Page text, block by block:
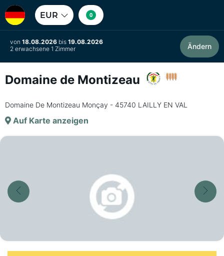
EUR 0
von 18.08.2026 bis 19.08.2026
2 erwachsene 1 Zimmer
Ändern
Domaine de Montizeau
Domaine De Montizeau Monçay - 45740 LAILLY EN VAL
Auf Karte anzeigen